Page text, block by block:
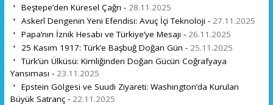
Beştepe’den Küresel Çağrı - 28.11.2025
Askerî Dengenin Yeni Efendisi: Avuç İçi Teknoloji - 27.11.2025
Papa’nın İznik Hesabı ve Türkiye’ye Mesajı - 26.11.2025
25 Kasım 1917: Türk’e Başbuğ Doğan Gün - 25.11.2025
Türk’ün Ülküsü: Kimliğinden Doğan Gücün Coğrafyaya
Yansıması - 23.11.2025
Epstein Gölgesi ve Suudi Ziyareti: Washington’da Kurulan
Büyük Satranç - 22.11.2025